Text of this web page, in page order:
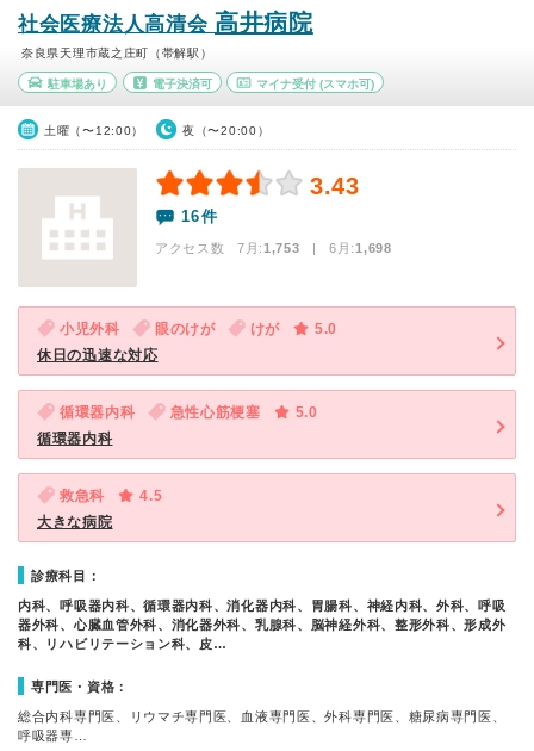
社会医療法人高清会 高井病院
奈良県天理市蔵之庄町（帯解駅）
駐車場あり 電子決済可 マイナ受付 (スマホ可)
土曜（〜12:00） 夜（〜20:00）
3.43
16件
アクセス数 7月:1,753 | 6月:1,698
小児外科 眼のけが けが
5.0
休日の迅速な対応
循環器内科 急性心筋梗塞
5.0
循環器内科
救急科
4.5
大きな病院
診療科目：
内科、呼吸器内科、循環器内科、消化器内科、胃腸科、神経内科、外科、呼吸
器外科、心臓血管外科、消化器外科、乳腺科、脳神経外科、整形外科、形成外
科、リハビリテーション科、皮…
専門医・資格：
総合内科専門医、リウマチ専門医、血液専門医、外科専門医、糖尿病専門医、
呼吸器専…